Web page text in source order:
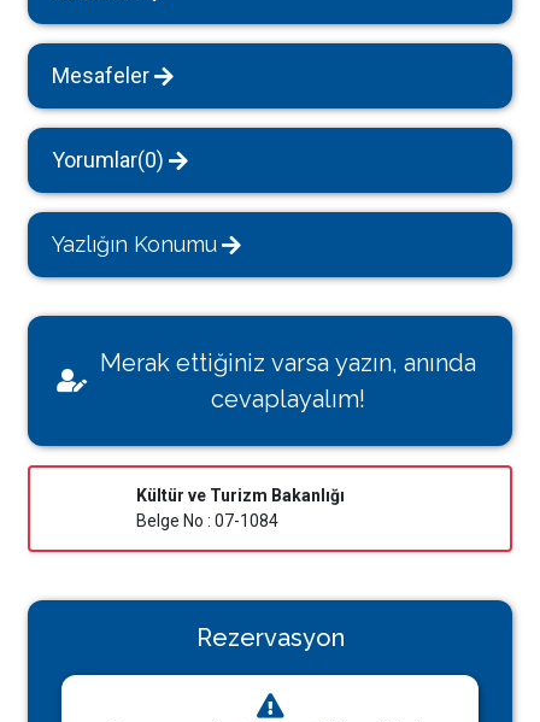
Mesafeler
Yorumlar(0)
Yazlığın Konumu
Merak ettiğiniz varsa yazın, anında
cevaplayalım!
Kültür ve Turizm Bakanlığı
Belge No : 07-1084
Rezervasyon